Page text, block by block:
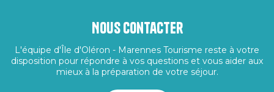
Nous contacter
L'équipe d'Île d'Oléron - Marennes Tourisme reste à votre
disposition pour répondre à vos questions et vous aider aux
mieux à la préparation de votre séjour.